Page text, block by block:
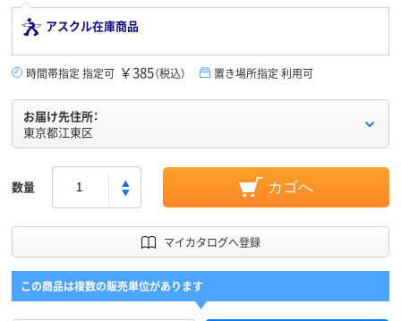
アスクル在庫商品
時間帯指定 指定可 ￥385（税込） 置き場所指定 利用可
お届け先住所：
東京都江東区
数量 カゴへ
マイカタログへ登録
この商品は複数の販売単位があります